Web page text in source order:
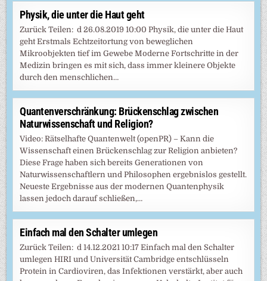
Physik, die unter die Haut geht
Zurück Teilen: d 26.08.2019 10:00 Physik, die unter die Haut
geht Erstmals Echtzeitortung von beweglichen
Mikroobjekten tief im Gewebe Moderne Fortschritte in der
Medizin bringen es mit sich, dass immer kleinere Objekte
durch den menschlichen…
Quantenverschränkung: Brückenschlag zwischen
Naturwissenschaft und Religion?
Video: Rätselhafte Quantenwelt (openPR) – Kann die
Wissenschaft einen Brückenschlag zur Religion anbieten?
Diese Frage haben sich bereits Generationen von
Naturwissenschaftlern und Philosophen ergebnislos gestellt.
Neueste Ergebnisse aus der modernen Quantenphysik
lassen jedoch darauf schließen,…
Einfach mal den Schalter umlegen
Zurück Teilen: d 14.12.2021 10:17 Einfach mal den Schalter
umlegen HIRI und Universität Cambridge entschlüsseln
Protein in Cardioviren, das Infektionen verstärkt, aber auch